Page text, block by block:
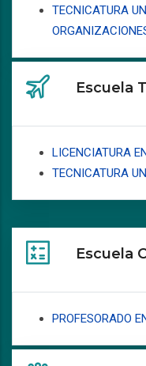
TECNICATURA
Escuela
LICENCIATURA
TECNICATURA
Escuela
PROFESORADO